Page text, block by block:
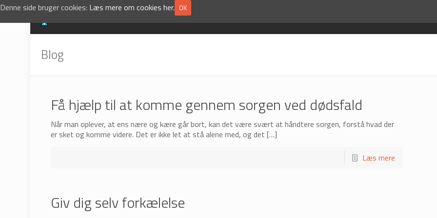
Blog
Få hjælp til at komme gennem sorgen ved dødsfald
Når man oplever, at ens nære og kære går bort, kan det være svært at håndtere sorgen, forstå hvad der
er sket og komme videre. Det er ikke let at stå alene med, og det […]
Læs mere
Giv dig selv forkælelse
Denne side bruger cookies: Læs mere om cookies her. OK